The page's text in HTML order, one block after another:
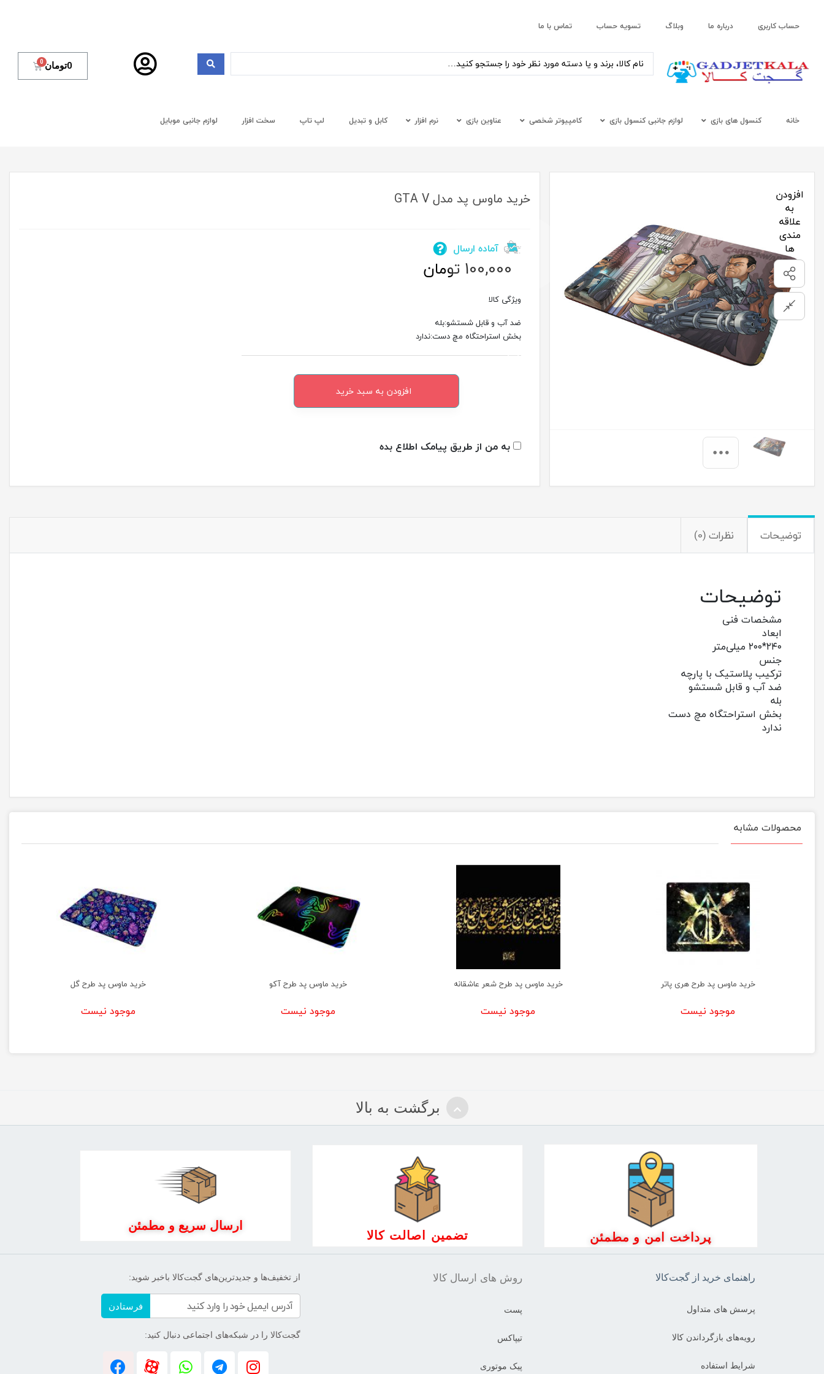
حساب کاربری درباره ما وبلاگ تسویه حساب تماس با ما
0تومان
خانه کنسول های بازی لوازم جانبی کنسول بازی کامپیوتر شخصی عناوین بازی نرم افزار کابل و تبدیل لپ تاپ سخت افزار لوازم جانبی موبایل
افزودن
به
علاقه
مندی
ها
خرید ماوس پد مدل GTA V
آماده ارسال
100,000 تومان
ویژگی کالا
ضد آب و قابل شستشو:بله
بخش استراحتگاه مچ دست:ندارد
افزودن به سبد خرید
به من از طریق پیامک اطلاع بده
توضیحات نظرات (0)
توضیحات
مشخصات فنی
ابعاد
۲۴۰*۲۰۰ میلی‌متر
جنس
ترکیب پلاستیک با پارچه
ضد آب و قابل شستشو
بله
بخش استراحتگاه مچ دست
ندارد
محصولات مشابه
خرید ماوس پد طرح هری پاتر
موجود نیست
خرید ماوس پد طرح شعر عاشقانه
موجود نیست
خرید ماوس پد طرح آکو
موجود نیست
خرید ماوس پد طرح گل
موجود نیست
برگشت به بالا
پرداخت امن و مطمئن تضمین اصالت کالا
ارسال سریع و مطمئن
راهنمای خرید از گجت‌کالا
پرسش های متداول
رویه‌های بازگرداندن کالا
شرایط استفاده
روش های ارسال کالا
پست
تیپاکس
پیک موتوری
از تخفیف‌ها و جدیدترین‌های گجت‌کالا باخبر شوید:
فرستادن
گجت‌کالا را در شبکه‌های اجتماعی دنبال کنید: